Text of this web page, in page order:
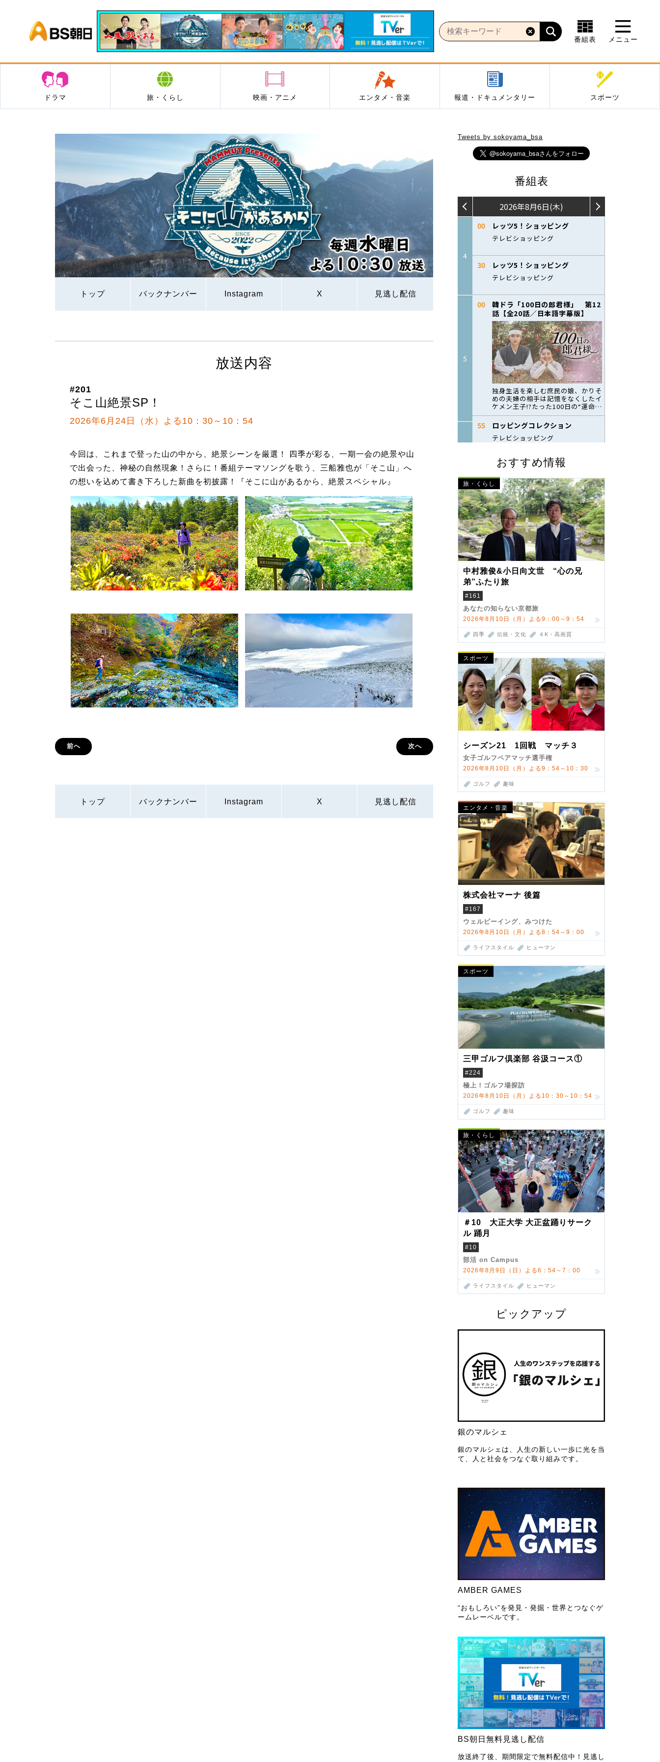
BS朝日
番組表 メニュー
ドラマ 旅・くらし 映画・アニメ エンタメ・音楽 報道・ドキュメンタリー スポーツ
トップ バックナンバー Instagram X 見逃し配信
Tweets by sokoyama_bsa
番組表
おすすめ情報
旅・くらし
中村雅俊&小日向文世 “心の兄
弟”ふたり旅
#161
あなたの知らない京都旅
2026年8月10日（月）よる9：00～9：54
四季 伝統・文化 ４K・高画質
スポーツ
シーズン21 1回戦 マッチ３
女子ゴルフペアマッチ選手権
2026年8月10日（月）よる9：54～10：30
ゴルフ 趣味
エンタメ・音楽
株式会社マーナ 後篇
#167
ウェルビーイング、みつけた
2026年8月10日（月）よる8：54～9：00
ライフスタイル ヒューマン
スポーツ
三甲ゴルフ倶楽部 谷汲コース①
#224
極上！ゴルフ場探訪
2026年8月10日（月）よる10：30～10：54
ゴルフ 趣味
旅・くらし
＃10 大正大学 大正盆踊りサーク
ル 踊月
#10
部活 on Campus
2026年8月9日（日）よる6：54～7：00
ライフスタイル ヒューマン
ピックアップ
銀のマルシェ
銀のマルシェは、人生の新しい一歩に光を当
て、人と社会をつなぐ取り組みです。
AMBER GAMES
“おもしろい”を発見・発掘・世界とつなぐゲ
ームレーベルです。
BS朝日無料見逃し配信
放送終了後、期間限定で無料配信中！見逃し
放送内容
#201
そこ山絶景SP！
2026年6月24日（水）よる10：30～10：54
今回は、これまで登った山の中から、絶景シーンを厳選！ 四季が彩る、一期一会の絶景や山
で出会った、神秘の自然現象！さらに！番組テーマソングを歌う、三船雅也が「そこ山」へ
の想いを込めて書き下ろした新曲を初披露！『そこに山があるから、絶景スペシャル』
前へ 次へ
トップ バックナンバー Instagram X 見逃し配信